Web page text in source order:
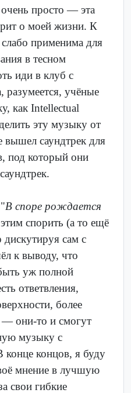
просто — эта
о моей жизни. К
применима для
в тесном
иди в клуб с
разумеется, учёные
как Intellectual
эту музыку от
вышел саундтрек для
под который они
В споре рождается
спорить (а то ещё
дискутируя сам с
к выводу, что
уж полной
ответвления,
более
они-то и смогут
музыку с
концов, я буду
мнение в лучшую
свои гибкие